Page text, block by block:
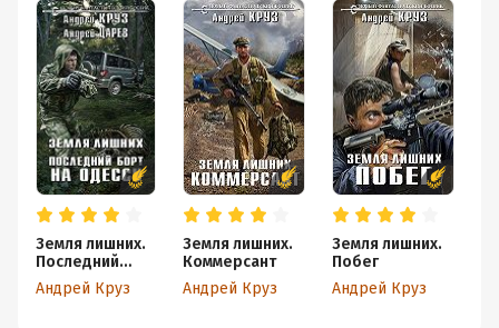
Земля лишних.
Последний
борт на Одессу
Андрей Круз
Земля лишних.
Коммерсант
Андрей Круз
Земля лишних.
Побег
Андрей Круз